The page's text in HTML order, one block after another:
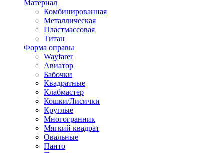
Материал
Комбинированная
Металлическая
Пластмассовая
Титан
Форма оправы
Wayfarer
Авиатор
Бабочки
Квадратные
Клабмастер
Кошки/Лисички
Круглые
Многогранник
Мягкий квадрат
Овальные
Панто